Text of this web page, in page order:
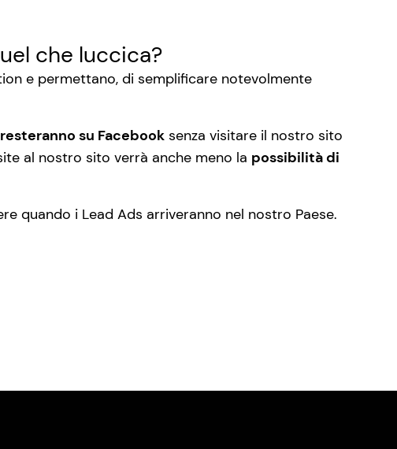
che luccica?
e permettano, di semplificare notevolmente
resteranno su Facebook senza visitare il nostro sito
al nostro sito verrà anche meno la possibilità di
quando i Lead Ads arriveranno nel nostro Paese.